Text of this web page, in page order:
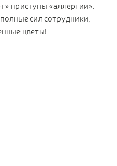
приступы «аллергии».
сил сотрудники,
цветы!